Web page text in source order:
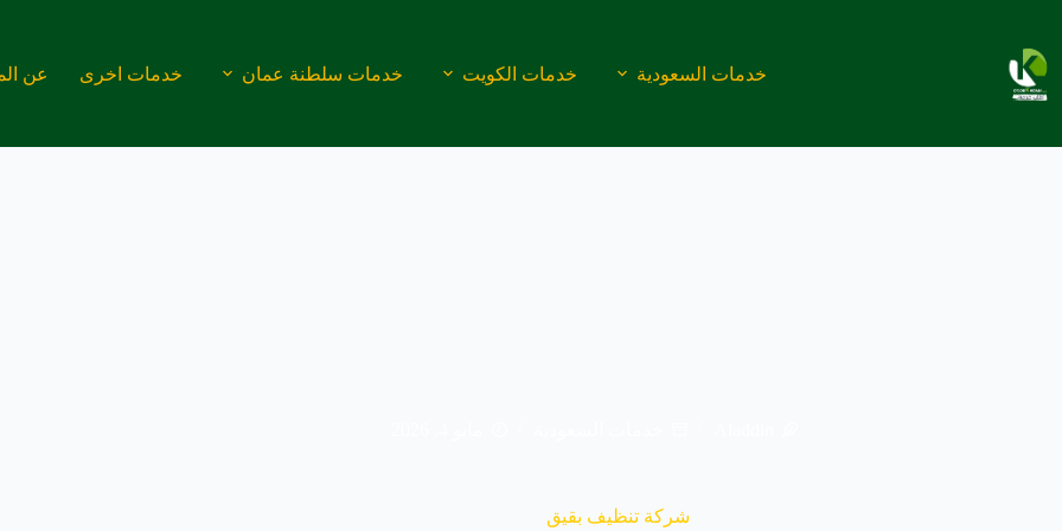
المحتوى
خدمات السعودية
خدمات الكويت خدمات سلطنة عمان خدمات اخرى عن
شركة تنظيف بقيق